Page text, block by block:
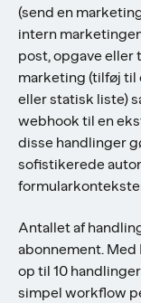
(send en
intern
post, opgave
marketing (tilføj til
eller statisk liste)
webhook til en
disse handlinger
sofistikerede
Antallet af
abonnement.
op til 10
simpel workflow